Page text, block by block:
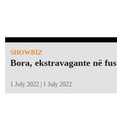
SHOWBIZ
Bora, ekstravagante në
1 July 2022 | 1 July 2022